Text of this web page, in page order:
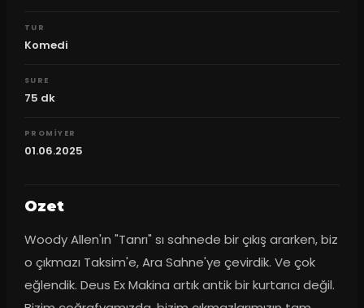
TUR
Komedi
SURE
75 dk
PROMIYER
01.06.2025
Ozet
Woody Allen'ın "Tanrı" sı sahnede bir çıkış ararken, biz
o çıkmazı Taksim'e, Ara Sahne'ye çevirdik. Ve çok
eğlendik. Deus Ex Makina artık antik bir kurtarıcı değil.